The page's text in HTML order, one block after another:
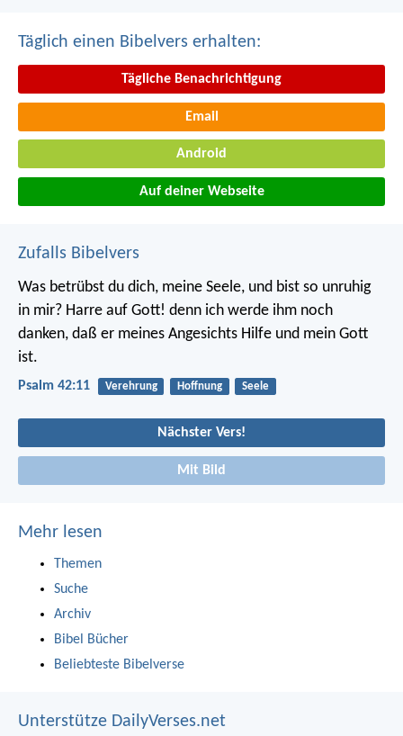
Täglich einen Bibelvers erhalten:
Tägliche Benachrichtigung
Email
Android
Auf deiner Webseite
Zufalls Bibelvers
Was betrübst du dich, meine Seele, und bist so unruhig
in mir? Harre auf Gott! denn ich werde ihm noch
danken, daß er meines Angesichts Hilfe und mein Gott
ist.
Psalm 42:11 Verehrung Hoffnung Seele
Nächster Vers!
Mit Bild
Mehr lesen
Themen
Suche
Archiv
Bibel Bücher
Beliebteste Bibelverse
Unterstütze DailyVerses.net